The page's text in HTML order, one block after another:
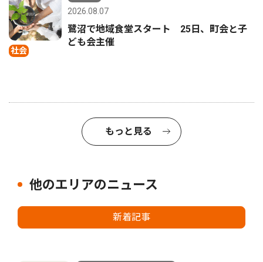
社会
2026.08.07
鷺沼で地域食堂スタート 25日、町会と子
ども会主催
もっと見る
他のエリアのニュース
新着記事